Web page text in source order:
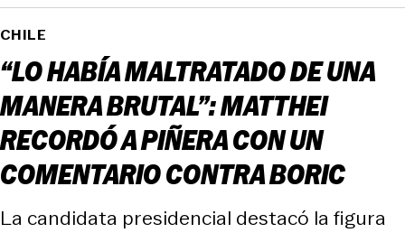
CHILE
“LO HABÍA MALTRATADO DE UNA
MANERA BRUTAL”: MATTHEI
RECORDÓ A PIÑERA CON UN
COMENTARIO CONTRA BORIC
La candidata presidencial destacó la figura